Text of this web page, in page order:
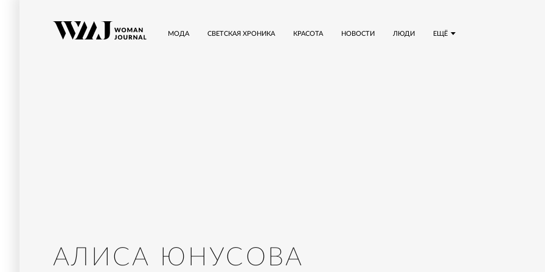
ЕЩЁ
МОДА СВЕТСКАЯ ХРОНИКА КРАСОТА НОВОСТИ ЛЮДИ
АЛИСА ЮНУСОВА